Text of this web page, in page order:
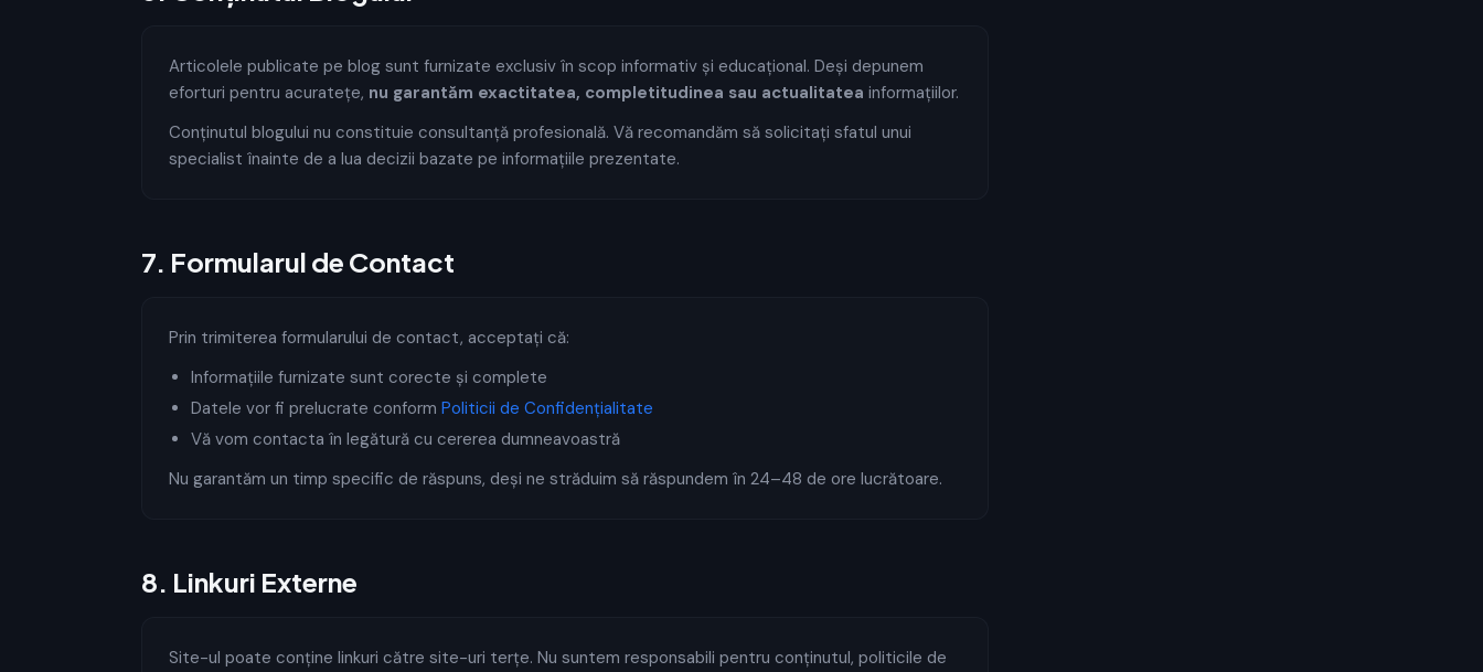
Articolele publicate pe blog sunt furnizate exclusiv în scop informativ și educațional. Deși depunem
eforturi pentru acuratețe, nu garantăm exactitatea, completitudinea sau actualitatea informațiilor.
Conținutul blogului nu constituie consultanță profesională. Vă recomandăm să solicitați sfatul unui
specialist înainte de a lua decizii bazate pe informațiile prezentate.
7. Formularul de Contact
Prin trimiterea formularului de contact, acceptați că:
Informațiile furnizate sunt corecte și complete
Datele vor fi prelucrate conform Politicii de Confidențialitate
Vă vom contacta în legătură cu cererea dumneavoastră
Nu garantăm un timp specific de răspuns, deși ne străduim să răspundem în 24–48 de ore lucrătoare.
8. Linkuri Externe
Site-ul poate conține linkuri către site-uri terțe. Nu suntem responsabili pentru conținutul, politicile de